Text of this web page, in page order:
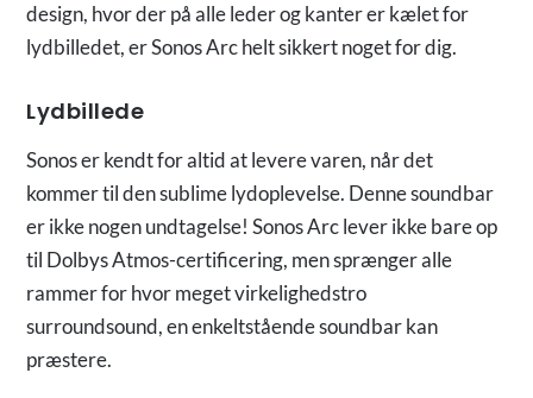
design, hvor der på alle leder og kanter er kælet for
lydbilledet, er Sonos Arc helt sikkert noget for dig.
Lydbillede
Sonos er kendt for altid at levere varen, når det
kommer til den sublime lydoplevelse. Denne soundbar
er ikke nogen undtagelse! Sonos Arc lever ikke bare op
til Dolbys Atmos-certificering, men sprænger alle
rammer for hvor meget virkelighedstro
surroundsound, en enkeltstående soundbar kan
præstere.